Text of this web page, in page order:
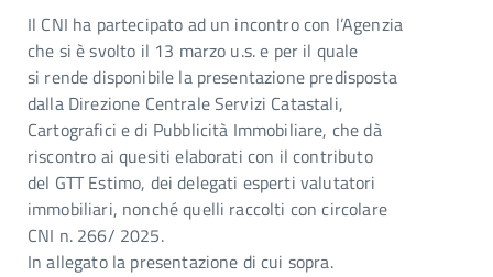
Il CNI ha partecipato ad un incontro con l’Agenzia
che si è svolto il 13 marzo u.s. e per il quale
si rende disponibile la presentazione predisposta
dalla Direzione Centrale Servizi Catastali,
Cartografici e di Pubblicità Immobiliare, che dà
riscontro ai quesiti elaborati con il contributo
del GTT Estimo, dei delegati esperti valutatori
immobiliari, nonché quelli raccolti con circolare
CNI n. 266/ 2025.
In allegato la presentazione di cui sopra.